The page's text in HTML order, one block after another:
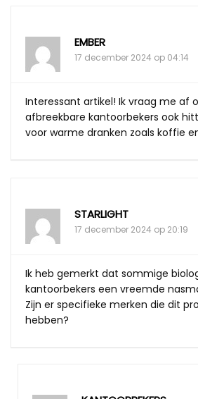
EMBER
17 december 2024 op 04:14
Interessant artikel! Ik vraag me af
afbreekbare kantoorbekers ook
voor warme dranken zoals koffie
STARLIGHT
17 december 2024 op 20:19
Ik heb gemerkt dat sommige
kantoorbekers een vreemde
Zijn er specifieke merken die dit
hebben?